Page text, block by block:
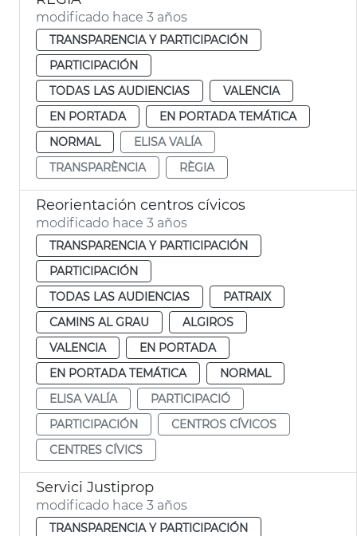
modificado hace 3 años
TRANSPARENCIA Y PARTICIPACIÓN
PARTICIPACIÓN
TODAS LAS AUDIENCIAS
VALENCIA
EN PORTADA
EN PORTADA TEMÁTICA
NORMAL
ELISA VALÍA
TRANSPARÈNCIA
RÈGIA
Reorientación centros cívicos
modificado hace 3 años
TRANSPARENCIA Y PARTICIPACIÓN
PARTICIPACIÓN
TODAS LAS AUDIENCIAS
PATRAIX
CAMINS AL GRAU
ALGIROS
VALENCIA
EN PORTADA
EN PORTADA TEMÁTICA
NORMAL
ELISA VALÍA
PARTICIPACIÓ
PARTICIPACIÓN
CENTROS CÍVICOS
CENTRES CÍVICS
Servici Justiprop
modificado hace 3 años
TRANSPARENCIA Y PARTICIPACIÓN